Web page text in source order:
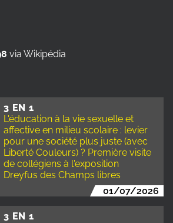
3 EN 1
L'éducation à la vie sexuelle et
affective en milieu scolaire : levier
pour une société plus juste (avec
Liberté Couleurs) ? Première visite
de collégiens à l'exposition
Dreyfus des Champs libres
01/07/2026
3 EN 1
via Wikipédia